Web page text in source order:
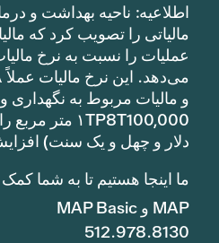
اطلاعیه: ناحیه بهداشت و
مالیاتی را تصویب کرد که
عملیات را نسبت به نرخ
و مالیات مربوط به نگهداری
دلار و چهل و یک سنت)
ما اینجا هستیم تا به شما کمک
MAP و MAP Basic
512.978.8130